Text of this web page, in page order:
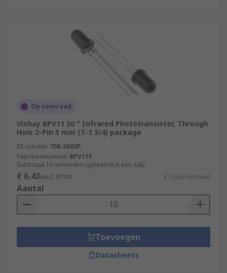
Op voorraad
Vishay BPV11 30 ° Infrared Phototransistor, Through
Hole 2-Pin 5 mm (T-1 3/4) package
RS-stocknr. 708-2683P
Fabrikantnummer BPV11F
Subtotaal 10 eenheden (geleverd in een zak)
€ 6,43(excl. BTW) € 0,643/eenheid
Aantal
Toevoegen
Datasheets